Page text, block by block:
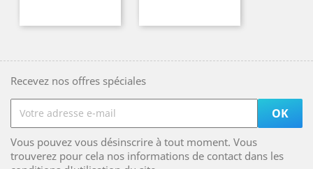
Recevez nos offres spéciales
Vous pouvez vous désinscrire à tout moment. Vous
trouverez pour cela nos informations de contact dans les